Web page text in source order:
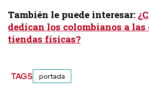
También le puede interesar:
dedican los colombianos a las
tiendas físicas?
TAGS portada